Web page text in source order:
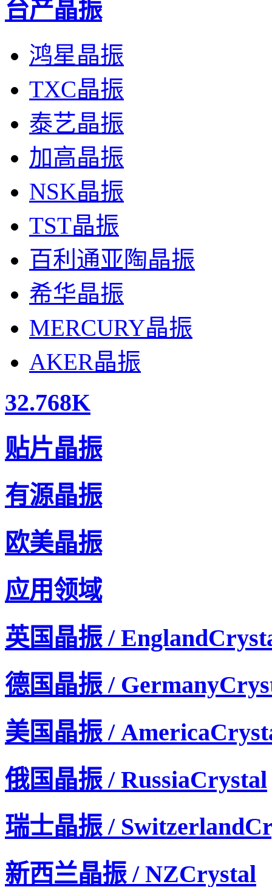
台产晶振
鸿星晶振
TXC晶振
泰艺晶振
加高晶振
NSK晶振
TST晶振
百利通亚陶晶振
希华晶振
MERCURY晶振
AKER晶振
32.768K
贴片晶振
有源晶振
欧美晶振
应用领域
英国晶振 /
德国晶振 /
美国晶振 /
俄国晶振 / RussiaCrystal
瑞士晶振 /
新西兰晶振 / NZCrystal